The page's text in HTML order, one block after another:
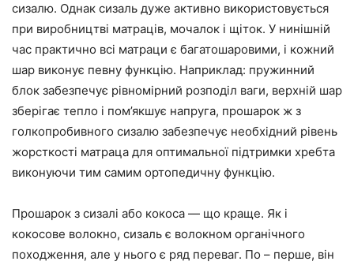
сизалю. Однак сизаль дуже активно використовується
при виробництві матраців, мочалок і щіток. У нинішній
час практично всі матраци є багатошаровими, і кожний
шар виконує певну функцію. Наприклад: пружинний
блок забезпечує рівномірний розподіл ваги, верхній шар
зберігає тепло і пом’якшує напруга, прошарок ж з
голкопробивного сизалю забезпечує необхідний рівень
жорсткості матраца для оптимальної підтримки хребта
виконуючи тим самим ортопедичну функцію.
Прошарок з сизалі або кокоса — що краще. Як і
кокосове волокно, сизаль є волокном органічного
походження, але у нього є ряд переваг. По – перше, він